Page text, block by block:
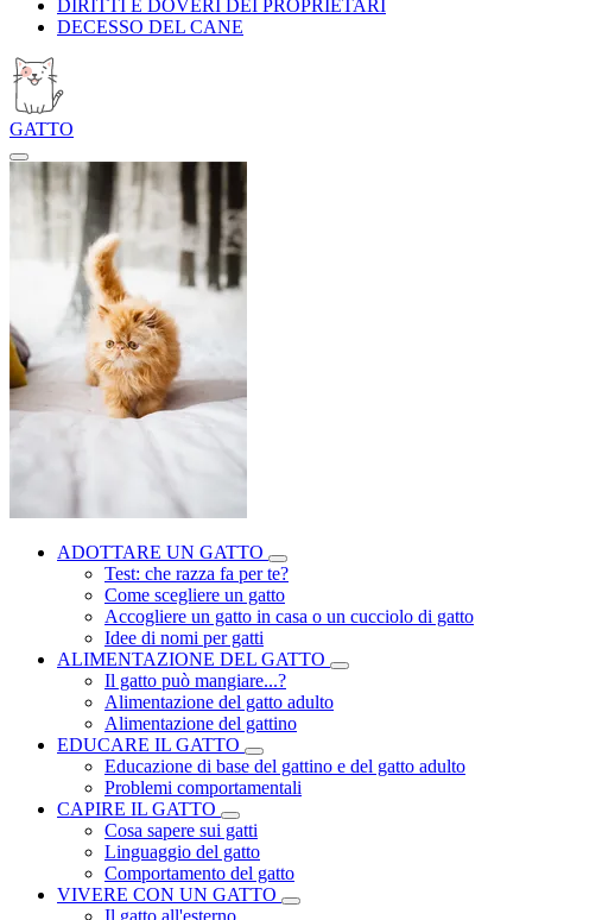
DIRITTI E DOVERI DEI PROPRIETARI
DECESSO DEL CANE
GATTO
ADOTTARE UN GATTO
Test: che razza fa per te?
Come scegliere un gatto
Accogliere un gatto in casa o un cucciolo di gatto
Idee di nomi per gatti
ALIMENTAZIONE DEL GATTO
Il gatto può mangiare...?
Alimentazione del gatto adulto
Alimentazione del gattino
EDUCARE IL GATTO
Educazione di base del gattino e del gatto adulto
Problemi comportamentali
CAPIRE IL GATTO
Cosa sapere sui gatti
Linguaggio del gatto
Comportamento del gatto
VIVERE CON UN GATTO
Il gatto all'esterno